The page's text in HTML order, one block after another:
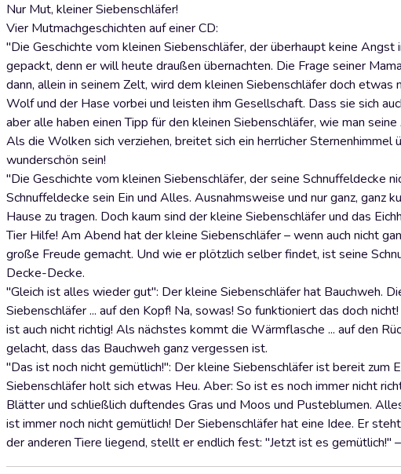
Nur Mut, kleiner Siebenschläfer!
Vier Mutmachgeschichten auf einer CD:
"Die Geschichte vom kleinen Siebenschläfer, der überhaupt keine
gepackt, denn er will heute draußen übernachten. Die Frage seiner
dann, allein in seinem Zelt, wird dem kleinen Siebenschläfer doch
Wolf und der Hase vorbei und leisten ihm Gesellschaft. Dass sie sich
aber alle haben einen Tipp für den kleinen Siebenschläfer, wie man
Als die Wolken sich verziehen, breitet sich ein herrlicher Sternenhimmel
wunderschön sein!
"Die Geschichte vom kleinen Siebenschläfer, der seine Schnuffeldecke
Schnuffeldecke sein Ein und Alles. Ausnahmsweise und nur ganz, ganz
Hause zu tragen. Doch kaum sind der kleine Siebenschläfer und das
Tier Hilfe! Am Abend hat der kleine Siebenschläfer – wenn auch nicht
große Freude gemacht. Und wie er plötzlich selber findet, ist seine
Decke-Decke.
"Gleich ist alles wieder gut": Der kleine Siebenschläfer hat Bauchweh.
Siebenschläfer ... auf den Kopf! Na, sowas! So funktioniert das doch
ist auch nicht richtig! Als nächstes kommt die Wärmflasche ... auf den
gelacht, dass das Bauchweh ganz vergessen ist.
"Das ist noch nicht gemütlich!": Der kleine Siebenschläfer ist bereit zum
Siebenschläfer holt sich etwas Heu. Aber: So ist es noch immer nicht
Blätter und schließlich duftendes Gras und Moos und Pusteblumen.
ist immer noch nicht gemütlich! Der Siebenschläfer hat eine Idee. Er
der anderen Tiere liegend, stellt er endlich fest: "Jetzt ist es gemütlich!"